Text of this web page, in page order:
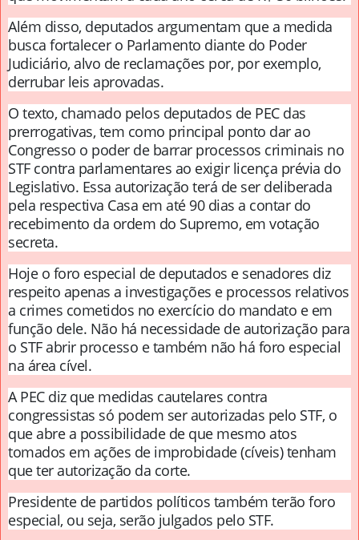
Além disso, deputados argumentam que a medida
busca fortalecer o Parlamento diante do Poder
Judiciário, alvo de reclamações por, por exemplo,
derrubar leis aprovadas.
O texto, chamado pelos deputados de PEC das
prerrogativas, tem como principal ponto dar ao
Congresso o poder de barrar processos criminais no
STF contra parlamentares ao exigir licença prévia do
Legislativo. Essa autorização terá de ser deliberada
pela respectiva Casa em até 90 dias a contar do
recebimento da ordem do Supremo, em votação
secreta.
Hoje o foro especial de deputados e senadores diz
respeito apenas a investigações e processos relativos
a crimes cometidos no exercício do mandato e em
função dele. Não há necessidade de autorização para
o STF abrir processo e também não há foro especial
na área cível.
A PEC diz que medidas cautelares contra
congressistas só podem ser autorizadas pelo STF, o
que abre a possibilidade de que mesmo atos
tomados em ações de improbidade (cíveis) tenham
que ter autorização da corte.
Presidente de partidos políticos também terão foro
especial, ou seja, serão julgados pelo STF.